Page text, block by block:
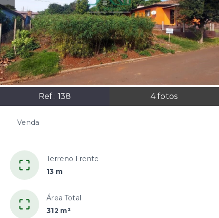
Ref.: 138 4fotos
Venda
Terreno Frente
13 m
Área Total
312 m²